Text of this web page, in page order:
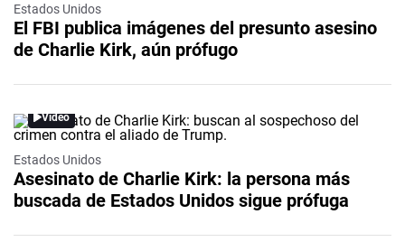
Estados Unidos
El FBI publica imágenes del presunto asesino
de Charlie Kirk, aún prófugo
Video
Estados Unidos
Asesinato de Charlie Kirk: la persona más
buscada de Estados Unidos sigue prófuga